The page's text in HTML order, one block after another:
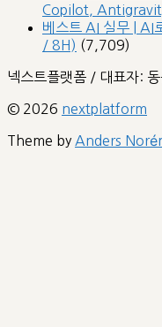
Copilot,
베스트 AI 실무 | AI
/ 8H) (7,709)
넥스트플랫폼 / 대표자:
© 2026 nextplatform
Theme by Anders